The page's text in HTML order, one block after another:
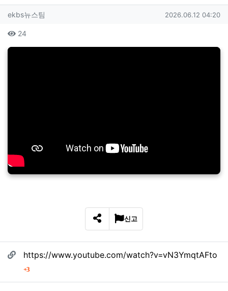
작성자 정보
ekbs뉴스팀 작성일
2026.06.12 04:20
컨텐츠 정보
24
본문
SNS 공유
신고
관련자료
https://www.youtube.com/watch?v=vN3YmqtAFto
3회 연결